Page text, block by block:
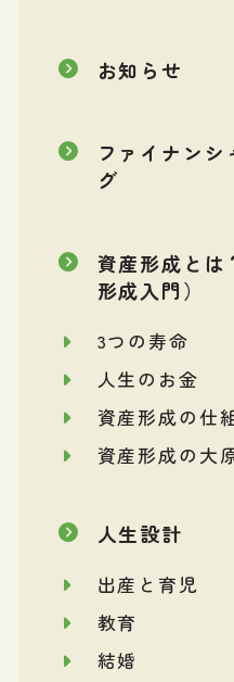
お知らせ
ファイナン
グ
資産形成とは
形成入門）
3つの寿命
人生のお金
資産形成の仕
資産形成の大
人生設計
出産と育児
教育
結婚